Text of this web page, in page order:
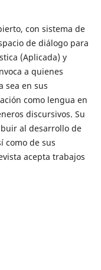
con sistema de
de diálogo para
(Aplicada) y
a quienes
sea en sus
como lengua en
discursivos. Su
al desarrollo de
como de sus
acepta trabajos